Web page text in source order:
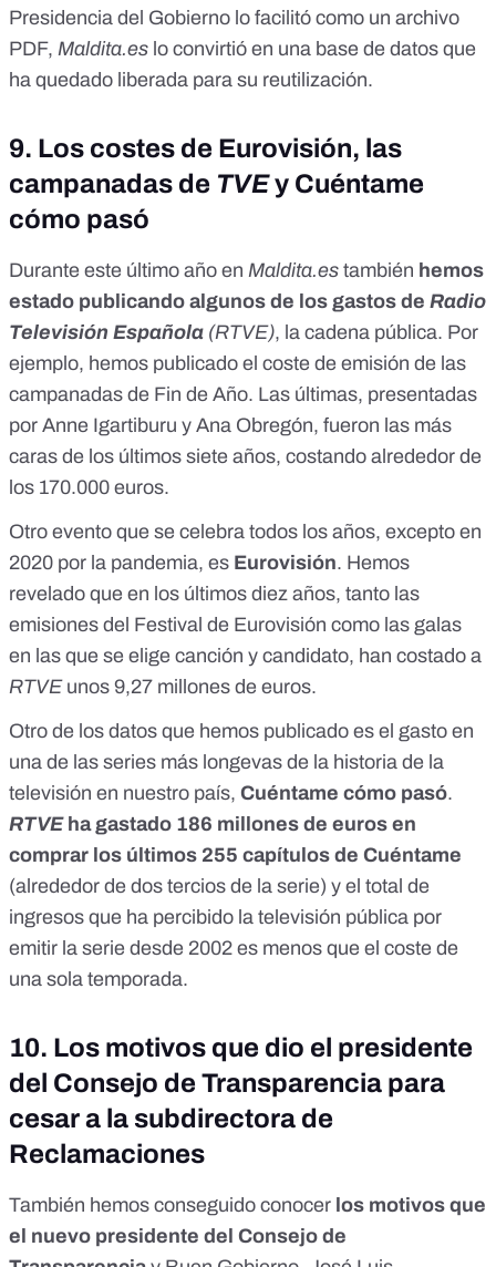
Presidencia del Gobierno lo facilitó como un archivo
PDF, Maldita.es lo convirtió en una base de datos que
ha quedado liberada para su reutilización.
9. Los costes de Eurovisión, las
campanadas de TVEy Cuéntame
cómo pasó
Durante este último año en Maldita.es también hemos
estado publicando algunos de los gastos de Radio
Televisión Española (RTVE), la cadena pública. Por
ejemplo, hemos publicado el coste de emisión de las
campanadas de Fin de Año. Las últimas, presentadas
por Anne Igartiburu y Ana Obregón, fueron las más
caras de los últimos siete años, costando alrededor de
los 170.000 euros.
Otro evento que se celebra todos los años, excepto en
2020 por la pandemia, es Eurovisión. Hemos
revelado que en los últimos diez años, tanto las
emisiones del Festival de Eurovisión como las galas
en las que se elige canción y candidato, han costado a
RTVEunos 9,27 millones de euros.
Otro de los datos que hemos publicado es el gasto en
una de las series más longevas de la historia de la
televisión en nuestro país, Cuéntame cómo pasó.
RTVEha gastado 186 millones de euros en
comprar los últimos 255 capítulos de Cuéntame
(alrededor de dos tercios de la serie) y el total de
ingresos que ha percibido la televisión pública por
emitir la serie desde 2002 es menos que el coste de
una sola temporada.
10. Los motivos que dio el presidente
del Consejo de Transparencia para
cesar a la subdirectora de
Reclamaciones
También hemos conseguido conocer los motivos que
el nuevo presidente del Consejo de